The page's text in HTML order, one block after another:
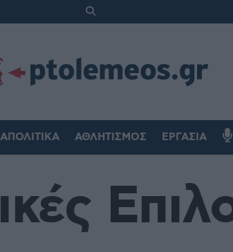
ΑΘΛΗΤΙΣΜΌΣ ΕΡΓΑΣΊΑ